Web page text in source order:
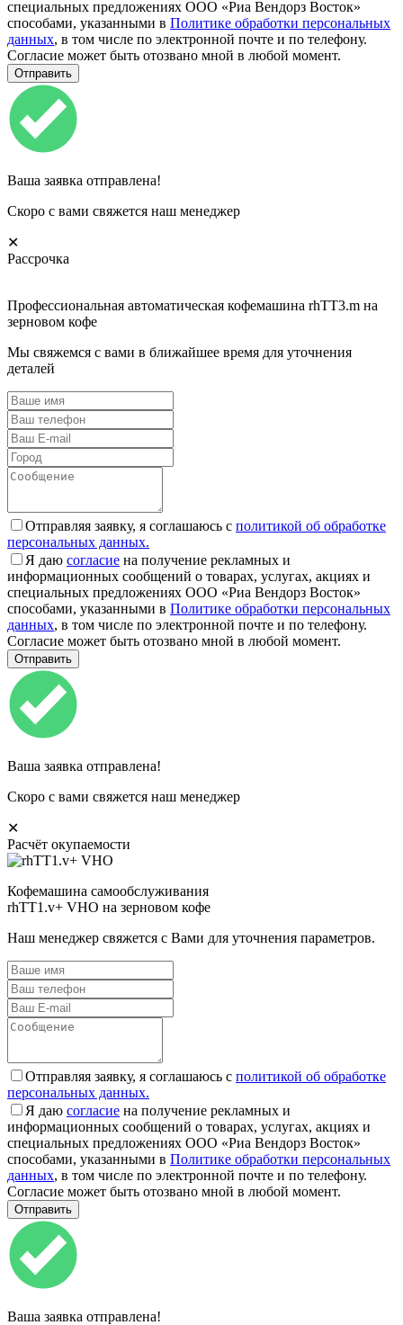
специальных предложениях ООО «Риа Вендорз Восток»
способами, указанными в Политике обработки персональных
данных, в том числе по электронной почте и по телефону.
Согласие может быть отозвано мной в любой момент.
Ваша заявка отправлена!
Скоро с вами свяжется наш менеджер
✕
Рассрочка
Профессиональная автоматическая кофемашина rhTT3.m на
зерновом кофе
Мы свяжемся с вами в ближайшее время для уточнения
деталей
Отправляя заявку, я соглашаюсь с политикой об обработке
персональных данных.
Я даю согласие на получение рекламных и
информационных сообщений о товарах, услугах, акциях и
специальных предложениях ООО «Риа Вендорз Восток»
способами, указанными в Политике обработки персональных
данных, в том числе по электронной почте и по телефону.
Согласие может быть отозвано мной в любой момент.
Ваша заявка отправлена!
Скоро с вами свяжется наш менеджер
✕
Расчёт окупаемости
Кофемашина самообслуживания
rhTT1.v+ VHO на зерновом кофе
Наш менеджер свяжется с Вами для уточнения параметров.
Отправляя заявку, я соглашаюсь с политикой об обработке
персональных данных.
Я даю согласие на получение рекламных и
информационных сообщений о товарах, услугах, акциях и
специальных предложениях ООО «Риа Вендорз Восток»
способами, указанными в Политике обработки персональных
данных, в том числе по электронной почте и по телефону.
Согласие может быть отозвано мной в любой момент.
Ваша заявка отправлена!